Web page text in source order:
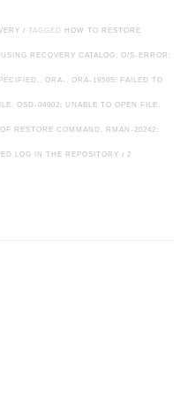
/ TAGGED HOW TO RESTORE
RECOVERY CATALOG O/S-ERROR:
ORA- ORA-19505: FAILED TO
OSD-04002: UNABLE TO OPEN FILE
RESTORE COMMAND RMAN-20242:
LOG IN THE REPOSITORY / 2